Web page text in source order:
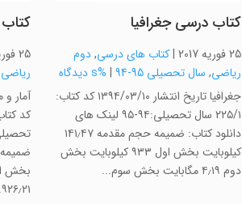
کتاب درسی جغرافیا
25 فوریه 2017 |کتاب های درسی,دوم
ریاضی, سال تحصیلی 95-94 | %s دیدگاه
جغرافیا تاریخ انتشار ۱۳۹۴/۰۳/۱۰ کد کتاب:
۲۲۵/۱ سال تحصیلی:۹۴-۹۵ لینک های
دانلود کتاب: ضمیمه حجم مقدمه ۱۴۱٫۴۷
کیلوبایت بخش اول ۹۳۳ کیلوبایت بخش
دوم ۴٫۱۹ مگابایت بخش سوم...
25 فوریه 2017
ریاضی
۹۲۶٫۲۱...